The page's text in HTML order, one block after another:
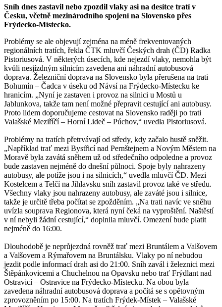
Sníh dnes zastavil nebo zpozdil vlaky asi na desítce tratí v
Česku, včetně mezinárodního spojení na Slovensko přes
Frýdecko-Místecko.
Problémy se ale objevují zejména na méně frekventovaných
regionálních tratích, řekla ČTK mluvčí Českých drah (ČD) Radka
Pistoriusová. V některých úsecích, kde nejezdí vlaky, nemohla být
kvůli nesjízdným silnicím zavedena ani náhradní autobusová
doprava. Železniční doprava na Slovensko byla přerušena na trati
Bohumín – Čadca v úseku od Návsí na Frýdecko-Místecku ke
hranicím. „Nyní je zastaven i provoz na silnici u Mostů u
Jablunkova, takže tam není možné přepravit cestující ani autobusy.
Proto lidem doporučujeme cestovat na Slovensko raději po trati
Valašské Meziříčí – Horní Lideč – Púchov,“ uvedla Pistoriusová.
Problémy na tratích přetrvávají od středy, kdy začalo hustě sněžit.
„Například trať mezi Bystřicí nad Pernštejnem a Novým Městem na
Moravě byla zavátá sněhem už od středečního odpoledne a provoz
bude zastaven nejméně do dnešní půlnoci. Spoje byly nahrazeny
autobusy, ale potíže jsou i na silnicích,“ uvedla mluvčí ČD. Mezi
Kostelcem a Telčí na Jihlavsku sníh zastavil provoz také ve středu.
Všechny vlaky jsou nahrazeny autobusy, ale zaváté jsou i silnice,
takže je určitě třeba počítat se zpožděním. „Na trati navíc ve sněhu
uvízla souprava Regionova, která nyní čeká na vyproštění. Naštěstí
v ní nebyli žádní cestující,“ doplnila mluvčí. Omezení bude platit
nejméně do 16:00.
Dlouhodobě je neprůjezdná rovněž trať mezi Bruntálem a Valšovem
a Valšovem a Rýmařovem na Bruntálsku. Vlaky po ní nebudou
jezdit podle informací drah asi do 21:00. Sníh zavál i železnici mezi
Štěpánkovicemi a Chuchelnou na Opavsku nebo trať Frýdlant nad
Ostravicí – Ostravice na Frýdecko-Místecku. Na obou byla
zavedena náhradní autobusová doprava a počítá se s opětovným
zprovozněním po 15:00. Na tratích Frýdek-Místek – Valašské